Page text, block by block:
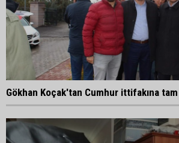
Gökhan Koçak'tan Cumhur ittifakına